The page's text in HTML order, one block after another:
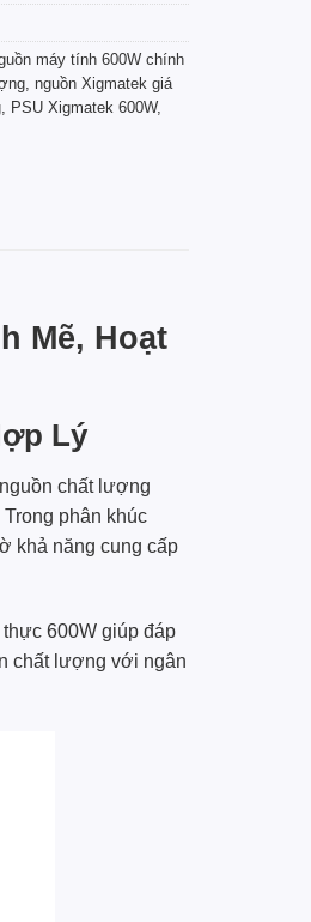
máy tính 600W chính
nguồn Xigmatek giá
PSU Xigmatek 600W,
Mẽ, Hoạt
Lý
chất lượng
phân khúc
khả năng cung cấp
600W giúp đáp
chất lượng với ngân